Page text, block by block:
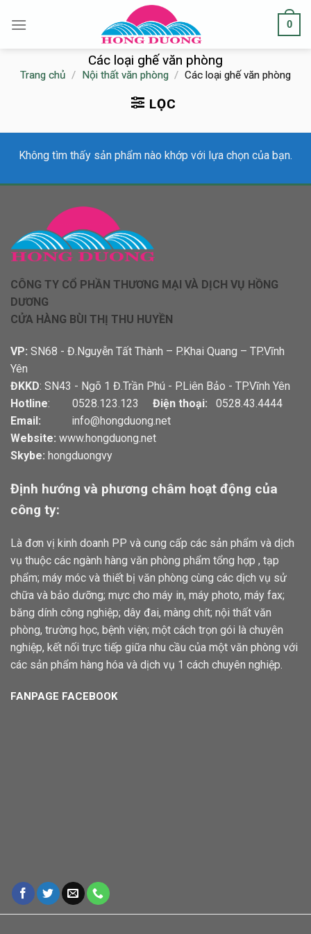
0
Các loại ghế văn phòng
Trang chủ / Nội thất văn phòng / Các loại ghế văn phòng
LỌC
Không tìm thấy sản phẩm nào khớp với lựa chọn của bạn.
CÔNG TY CỔ PHẦN THƯƠNG MẠI VÀ DỊCH VỤ HỒNG
DƯƠNG
CỬA HÀNG BÙI THỊ THU HUYỀN
VP: SN68 - Đ.Nguyễn Tất Thành – P.Khai Quang – TP.Vĩnh
Yên
ĐKKD: SN43 - Ngõ 1 Đ.Trần Phú - P.Liên Bảo - TP.Vĩnh Yên
Hotline: 0528.123.123 Điện thoại: 0528.43.4444
Email:
info@hongduong.net
Website: www.hongduong.net
Skybe: hongduongvy
Định hướng và phương châm hoạt động của
công ty:
Là đơn vị kinh doanh PP và cung cấp các sản phẩm và dịch
vụ thuộc các ngành hàng văn phòng phẩm tổng hợp , tạp
phẩm; máy móc và thiết bị văn phòng cùng các dịch vụ sử
chữa và bảo dưỡng; mực cho máy in, máy photo, máy fax;
băng dính công nghiệp; dây đai, màng chít; nội thất văn
phòng, trường học, bệnh viện; một cách trọn gói là chuyên
nghiệp, kết nối trực tiếp giữa nhu cầu của một văn phòng với
các sản phẩm hàng hóa và dịch vụ 1 cách chuyên nghiệp.
FANPAGE FACEBOOK